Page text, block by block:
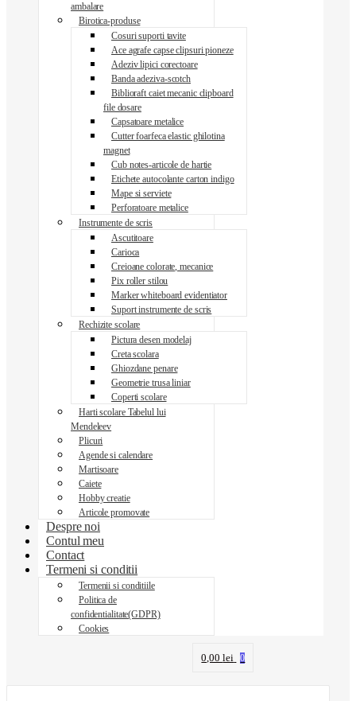
ambalare
Birotica-produse
Cosuri suporti tavite
Ace agrafe capse clipsuri pioneze
Adeziv lipici corectoare
Banda adeziva-scotch
Biblioraft caiet mecanic clipboard
file dosare
Capsatoare metalice
Cutter foarfeca elastic ghilotina
magnet
Cub notes-articole de hartie
Etichete autocolante carton indigo
Mape si serviete
Perforatoare metalice
Instrumente de scris
Ascutitoare
Carioca
Creioane colorate, mecanice
Pix roller stilou
Marker whiteboard evidentiator
Suport instrumente de scris
Rechizite scolare
Pictura desen modelaj
Creta scolara
Ghiozdane penare
Geometrie trusa liniar
Coperti scolare
Harti scolare Tabelul lui
Mendeleev
Plicuri
Agende si calendare
Martisoare
Caiete
Hobby creatie
Articole promovate
Despre noi
Contul meu
Contact
Termeni si conditii
Termenii si conditiile
Politica de
confidentialitate(GDPR)
Cookies
0,00lei 0